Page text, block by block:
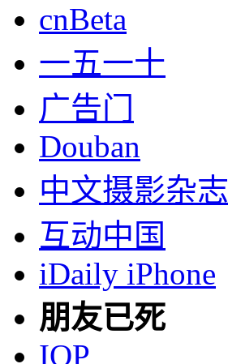
cnBeta
一五一十
广告门
Douban
中文摄影杂志
互动中国
iDaily iPhone
朋友已死
IOP